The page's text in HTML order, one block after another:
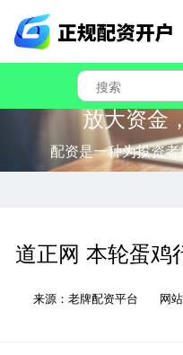
放大资金
配资是一种为投资
道正网 本轮蛋鸡
来源：老牌配资平台 网